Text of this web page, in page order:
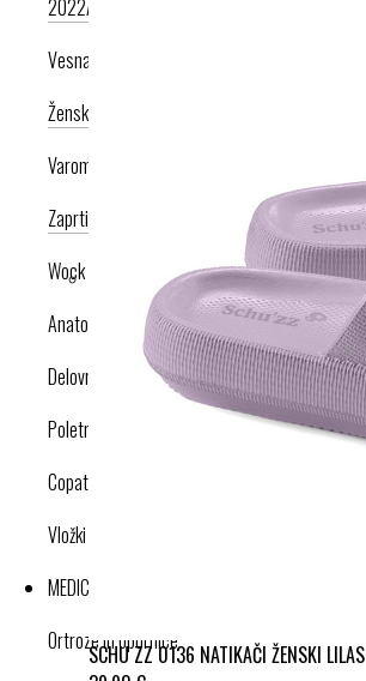
SCHU ZZ 0136 NATIKAČI ŽENSKI LILAS
2022AIRLIGHT PODPLAT I. KRIŽNI PAŠČEK
Vesna anatomic
Ženska kolekcija
Varomed
Zaprti modeli
Nogavice Dodatki
Wock
Anatomska obutev
Delovna obutev s certifikatom
Poletna obutev
Copati
Vložki in dodatki
MEDICINSKI IZDELKI
Ortroze in opornice